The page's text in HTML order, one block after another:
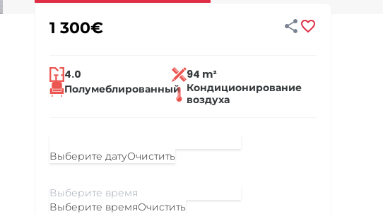
1 300€  
4.0
94 m²
Полумеблированный Кондиционирование
воздуха
Выберите датуОчистить
Выберите времяОчистить